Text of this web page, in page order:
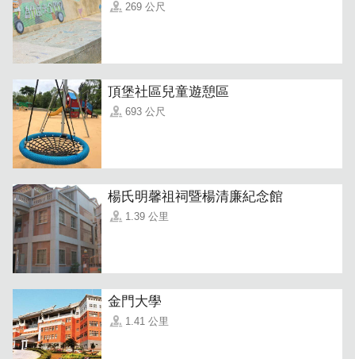
269 公尺
頂堡社區兒童遊憩區
693 公尺
楊氏明馨祖祠暨楊清廉紀念館
1.39 公里
金門大學
1.41 公里